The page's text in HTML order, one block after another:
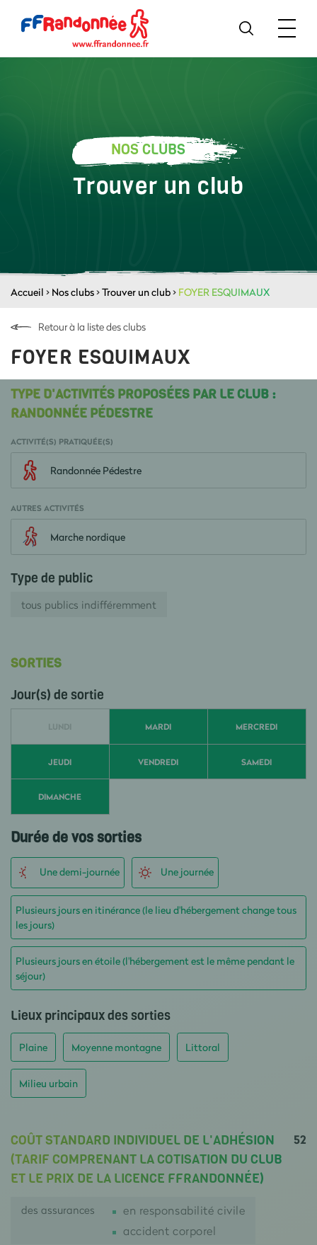
NOS CLUBS
Trouver un club
Accueil > Nos clubs>Trouver un club> FOYER ESQUIMAUX
Retour à la liste des clubs
FOYER ESQUIMAUX
TYPE D'ACTIVITÉS PROPOSÉES PAR LE CLUB :
RANDONNÉE PÉDESTRE
ACTIVITÉ(S) PRATIQUÉE(S)
Randonnée Pédestre
AUTRES ACTIVITÉS
Marche nordique
Type de public
tous publics indifféremment
SORTIES
Jour(s) de sortie
LUNDI MARDI MERCREDI
JEUDI VENDREDI SAMEDI
DIMANCHE
Durée de vos sorties
Une demi-journée Une journée
Plusieurs jours en itinérance (le lieu d'hébergement change tous
les jours)
Plusieurs jours en étoile (l'hébergement est le même pendant le
séjour)
Lieux principaux des sorties
Plaine Moyenne montagne Littoral
Milieu urbain
COÛT STANDARD INDIVIDUEL DE L'ADHÉSION
(TARIF COMPRENANT LA COTISATION DU CLUB
ET LE PRIX DE LA LICENCE FFRANDONNÉE)
52
des assurances
en responsabilité civile
accident corporel